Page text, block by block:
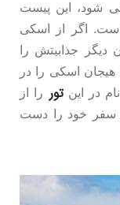
شود، این پیست
است. اگر از اسکی
جذابیتش را
اسکی را در
در اینتور را از
سفر خود را دست